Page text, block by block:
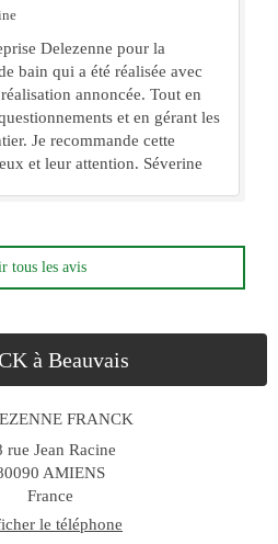
Delezenne pour la
bain qui a été réalisée avec
annoncée. Tout en
et en gérant les
Je recommande cette
et leur attention. Séverine
tous les avis
à Beauvais
FRANCK
rue Jean Racine
AMIENS
France
le téléphone